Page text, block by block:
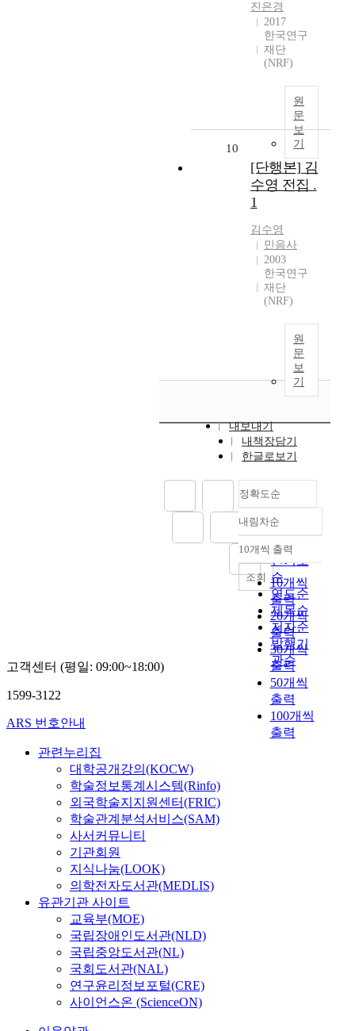
진은경
2017
한국연구
재단
(NRF)
원
문
보
기
10
[단행본] 김
수영 전집 .
1
김수영
민음사
2003
한국연구
재단
(NRF)
원
문
보
기
내보내기
내책장담기
한글로보기
정확도순
정확도
순
인기도
순
연도순
제목순
저자순
발행기
관순
내림차순
내림차순
10개씩 출력
10개씩
출력
20개씩
출력
30개씩
출력
50개씩
출력
100개씩
출력
조회
고객센터 (평일: 09:00~18:00)
1599-3122
ARS 번호안내
관련누리집
대학공개강의(KOCW)
학술정보통계시스템(Rinfo)
외국학술지지원센터(FRIC)
학술관계분석서비스(SAM)
사서커뮤니티
기관회원
지식나눔(LOOK)
의학전자도서관(MEDLIS)
유관기관 사이트
교육부(MOE)
국립장애인도서관(NLD)
국립중앙도서관(NL)
국회도서관(NAL)
연구윤리정보포털(CRE)
사이언스온 (ScienceON)